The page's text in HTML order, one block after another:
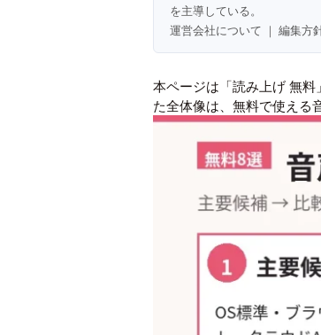
を主導している。
運営会社について ｜編集方
本ページは「読み上げ 無
た全体像は、無料で使える